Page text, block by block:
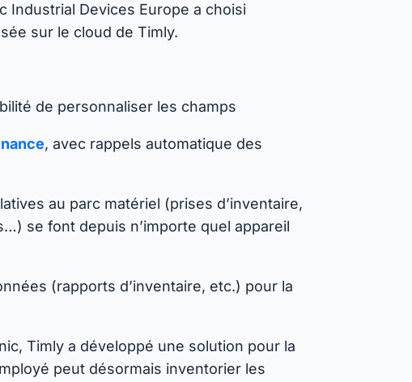
Industrial Devices Europe a choisi
sur le cloud de Timly.
de personnaliser les champs
, avec rappels automatique des
au parc matériel (prises d’inventaire,
se font depuis n’importe quel appareil
(rapports d’inventaire, etc.) pour la
Timly a développé une solution pour la
peut désormais inventorier les